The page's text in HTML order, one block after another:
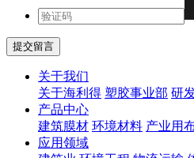
关于我们
关于海利得 塑胶事业部 研
产品中心
建筑膜材 环境材料 产业用
应用领域